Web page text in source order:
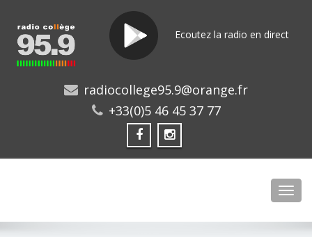
Ecoutez la radio en direct
radiocollege95.9@orange.fr
+33(0)5 46 45 37 77